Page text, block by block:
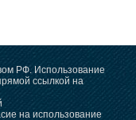
РФ. Использование
ссылкой на
на использование